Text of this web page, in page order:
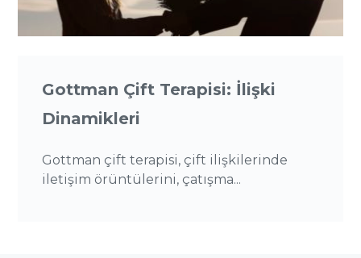
Gottman Çift Terapisi: İlişki
Dinamikleri
Gottman çift terapisi, çift ilişkilerinde
iletişim örüntülerini, çatışma...